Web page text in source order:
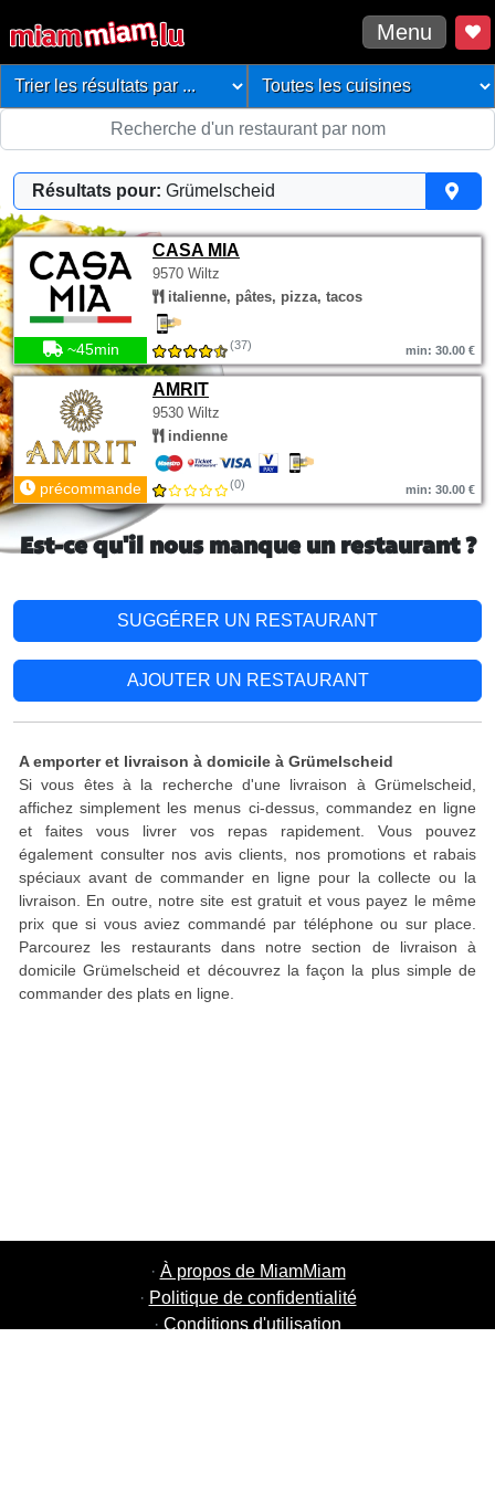
Menu
Résultats pour: Grümelscheid
CASA MIA
9570 Wiltz
italienne, pâtes, pizza, tacos
~45min (37) min: 30.00 €
AMRIT
9530 Wiltz
indienne
précommande (0) min: 30.00 €
Est-ce qu'il nous manque un restaurant ?
SUGGÉRER UN RESTAURANT
AJOUTER UN RESTAURANT
A emporter et livraison à domicile à Grümelscheid
Si vous êtes à la recherche d'une livraison à Grümelscheid,
affichez simplement les menus ci-dessus, commandez en ligne
et faites vous livrer vos repas rapidement. Vous pouvez
également consulter nos avis clients, nos promotions et rabais
spéciaux avant de commander en ligne pour la collecte ou la
livraison. En outre, notre site est gratuit et vous payez le même
prix que si vous aviez commandé par téléphone ou sur place.
Parcourez les restaurants dans notre section de livraison à
domicile Grümelscheid et découvrez la façon la plus simple de
commander des plats en ligne.
· À propos de MiamMiam
· Politique de confidentialité
· Conditions d'utilisation